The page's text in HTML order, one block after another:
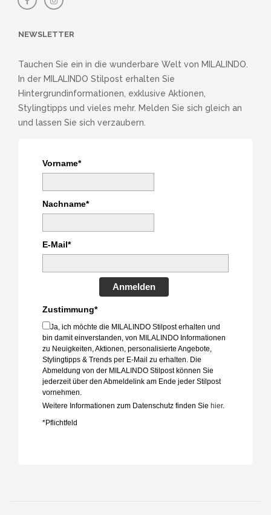
NEWSLETTER
Tauchen Sie ein in die wunderbare Welt von MILALINDO.
In der MILALINDO Stilpost erhalten Sie
Hintergrundinformationen, exklusive Aktionen,
Stylingtipps und vieles mehr. Melden Sie sich gleich an
und lassen Sie sich verzaubern.
Vorname*
Nachname*
E-Mail*
Anmelden
Zustimmung*
Ja, ich möchte die MILALINDO Stilpost erhalten und
bin damit einverstanden, von MILALINDO Informationen
zu Neuigkeiten, Aktionen, personalisierte Angebote,
Stylingtipps & Trends per E-Mail zu erhalten. Die
Abmeldung von der MILALINDO Stilpost können Sie
jederzeit über den Abmeldelink am Ende jeder Stilpost
vornehmen.
Weitere Informationen zum Datenschutz finden Sie hier.
*Pflichtfeld